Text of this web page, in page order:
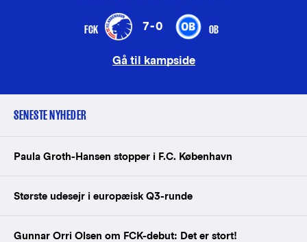
FCK 7-0 OB
Gå til kampside
SENESTE NYHEDER
Paula Groth-Hansen stopper i F.C. København
Største udesejr i europæisk Q3-runde
Gunnar Orri Olsen om FCK-debut: Det er stort!